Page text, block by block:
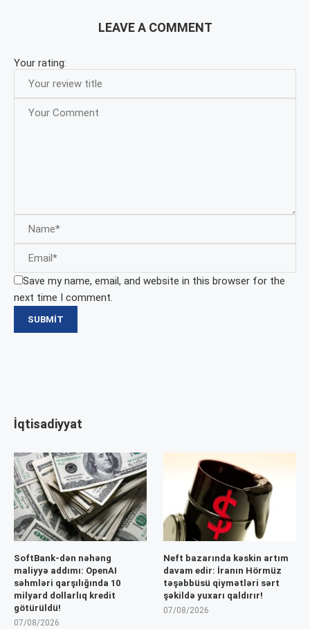
LEAVE A COMMENT
Your rating:
Save my name, email, and website in this browser for the
next time I comment.
İqtisadiyyat
SoftBank-dən nəhəng
maliyyə addımı: OpenAI
səhmləri qarşılığında 10
milyard dollarlıq kredit
götürüldü!
07/08/2026
Neft bazarında kəskin artım
davam edir: İranın Hörmüz
təşəbbüsü qiymətləri sərt
şəkildə yuxarı qaldırır!
07/08/2026